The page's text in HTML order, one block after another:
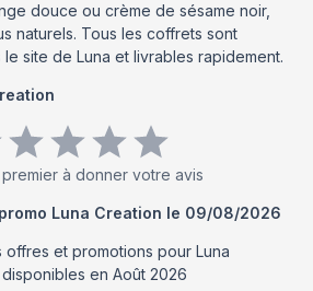
douce ou crème de sésame noir,
naturels. Tous les coffrets sont
site de Luna et livrables rapidement.
à donner votre avis
Luna Creation le 09/08/2026
offres et promotions pour Luna
en Août 2026